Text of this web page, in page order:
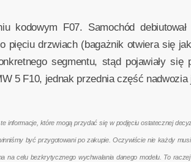
kodowym F07. Samochód
pięciu drzwiach (bagażnik otwiera się
segmentu, stąd pojawiały się
5 F10, jednak przednia część nadwozia
informacje, które mogą przydać się w podjęciu ostatecznej
być przygotowani po zakupie. Oczywiście nie każdy
celu bezkrytycznego wychwalania danego modelu. To